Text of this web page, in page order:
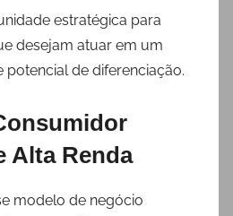
estratégica para
desejam atuar em um
de diferenciação.
Alta Renda
modelo de negócio